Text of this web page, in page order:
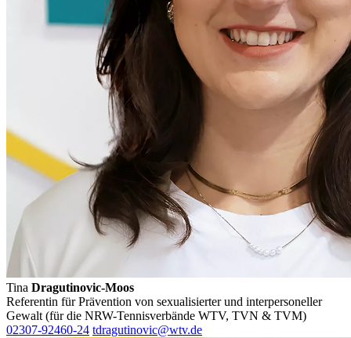
Tina Dragutinovic-Moos
Referentin für Prävention von sexualisierter und interpersoneller
Gewalt (für die NRW-Tennisverbände WTV, TVN & TVM)
02307-92460-24 tdragutinovic@wtv.de